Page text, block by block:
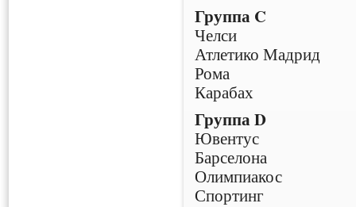
Группа C
Челси
Атлетико Мадрид
Рома
Карабах
Группа D
Ювентус
Барселона
Олимпиакос
Спортинг